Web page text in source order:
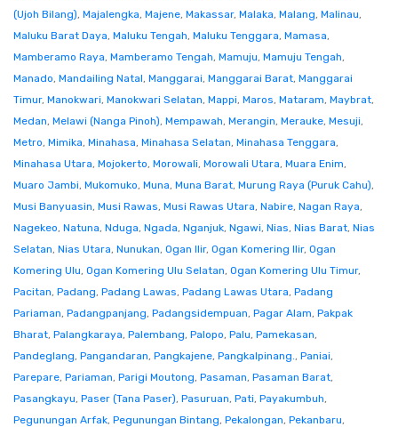
(Ujoh Bilang), Majalengka, Majene, Makassar, Malaka, Malang, Malinau,
Maluku Barat Daya, Maluku Tengah, Maluku Tenggara, Mamasa,
Mamberamo Raya, Mamberamo Tengah, Mamuju, Mamuju Tengah,
Manado, Mandailing Natal, Manggarai, Manggarai Barat, Manggarai
Timur, Manokwari, Manokwari Selatan, Mappi, Maros, Mataram, Maybrat,
Medan, Melawi (Nanga Pinoh), Mempawah, Merangin, Merauke, Mesuji,
Metro, Mimika, Minahasa, Minahasa Selatan, Minahasa Tenggara,
Minahasa Utara, Mojokerto, Morowali, Morowali Utara, Muara Enim,
Muaro Jambi, Mukomuko, Muna, Muna Barat, Murung Raya (Puruk Cahu),
Musi Banyuasin, Musi Rawas, Musi Rawas Utara, Nabire, Nagan Raya,
Nagekeo, Natuna, Nduga, Ngada, Nganjuk, Ngawi, Nias, Nias Barat, Nias
Selatan, Nias Utara, Nunukan, Ogan Ilir, Ogan Komering Ilir, Ogan
Komering Ulu, Ogan Komering Ulu Selatan, Ogan Komering Ulu Timur,
Pacitan, Padang, Padang Lawas, Padang Lawas Utara, Padang
Pariaman, Padangpanjang, Padangsidempuan, Pagar Alam, Pakpak
Bharat, Palangkaraya, Palembang, Palopo, Palu, Pamekasan,
Pandeglang, Pangandaran, Pangkajene, Pangkalpinang., Paniai,
Parepare, Pariaman, Parigi Moutong, Pasaman, Pasaman Barat,
Pasangkayu, Paser (Tana Paser), Pasuruan, Pati, Payakumbuh,
Pegunungan Arfak, Pegunungan Bintang, Pekalongan, Pekanbaru,